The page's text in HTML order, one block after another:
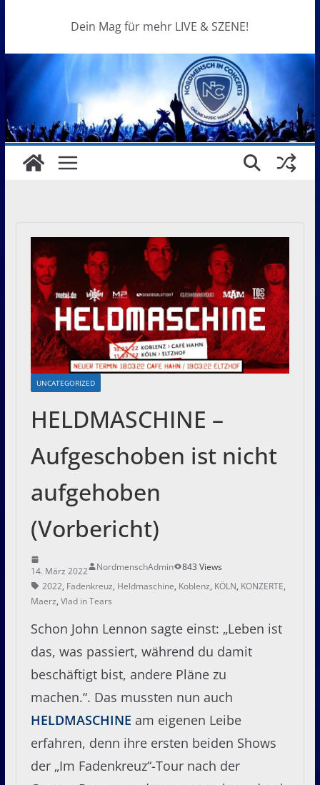
Dein Mag für mehr LIVE & SZENE!
UNCATEGORIZED
HELDMASCHINE –
Aufgeschoben ist nicht
aufgehoben
(Vorbericht)
14. März 2022 NordmenschAdmin
843 Views
2022, Fadenkreuz, Heldmaschine, Koblenz, KÖLN, KONZERTE,
Maerz, Vlad in Tears
Schon John Lennon sagte einst: „Leben ist
das, was passiert, während du damit
beschäftigt bist, andere Pläne zu
machen.“. Das mussten nun auch
HELDMASCHINE am eigenen Leibe
erfahren, denn ihre ersten beiden Shows
der „Im Fadenkreuz“-Tour nach der